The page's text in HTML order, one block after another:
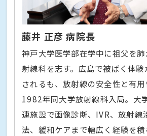
藤井 正彦 病院長
神戸大学医学部在学中に祖父を
射線科を志す。広島で被ばく体
されるも、放射線の安全性と有用
1982年同大学放射線科入局。大
連施設で画像診断、IVR、放射線
法、緩和ケアまで幅広く経験を